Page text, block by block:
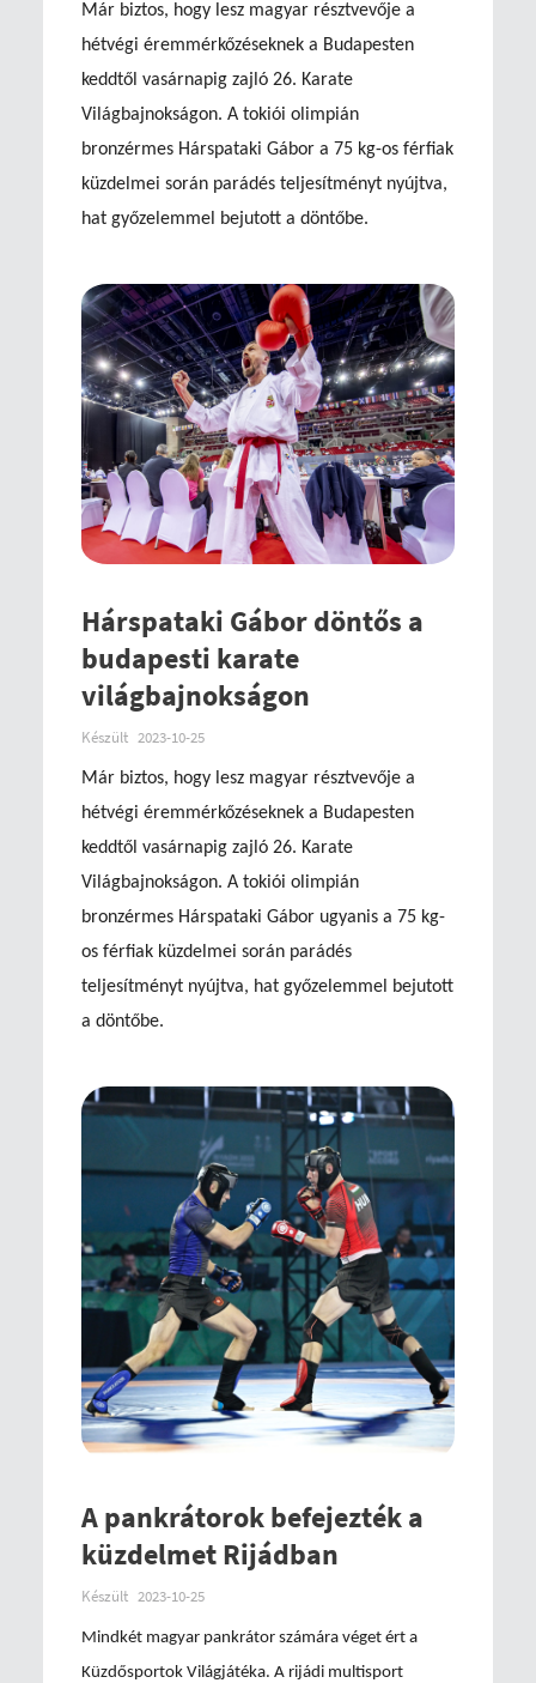
Már biztos, hogy lesz magyar résztvevője a
hétvégi éremmérkőzéseknek a Budapesten
keddtől vasárnapig zajló 26. Karate
Világbajnokságon. A tokiói olimpián
bronzérmes Hárspataki Gábor a 75 kg-os férfiak
küzdelmei során parádés teljesítményt nyújtva,
hat győzelemmel bejutott a döntőbe.
Hárspataki Gábor döntős a
budapesti karate
világbajnokságon
Készült 2023-10-25
Már biztos, hogy lesz magyar résztvevője a
hétvégi éremmérkőzéseknek a Budapesten
keddtől vasárnapig zajló 26. Karate
Világbajnokságon. A tokiói olimpián
bronzérmes Hárspataki Gábor ugyanis a 75 kg-
os férfiak küzdelmei során parádés
teljesítményt nyújtva, hat győzelemmel bejutott
a döntőbe.
A pankrátorok befejezték a
küzdelmet Rijádban
Készült 2023-10-25
Mindkét magyar pankrátor számára véget ért a
Küzdősportok Világjátéka. A rijádi multisport